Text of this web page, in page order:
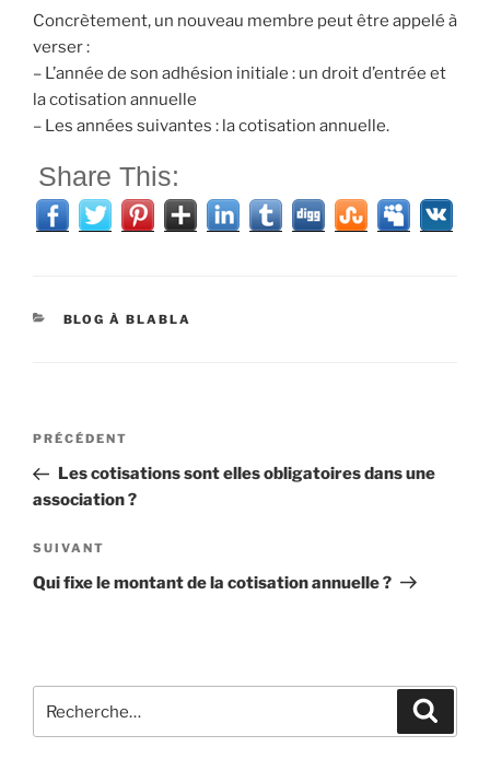
Concrètement, un nouveau membre peut être appelé à
verser :
– L’année de son adhésion initiale : un droit d’entrée et
la cotisation annuelle
– Les années suivantes : la cotisation annuelle.
Share This:
CATÉGORIES
BLOG À BLABLA
Navigation
l’article
Article
précédent
PRÉCÉDENT
Les cotisations sont elles obligatoires dans une
association ?
Article
suivant
SUIVANT
Qui fixe le montant de la cotisation annuelle ?
pour